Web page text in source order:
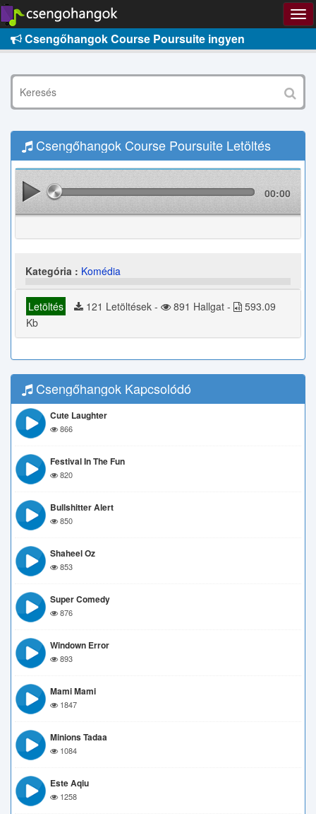
Csengőhangok Course Poursuite ingyen
Csengőhangok Course Poursuite Letöltés
00:00
Kategória : Komédia
Letöltés 121 Letöltések - 891 Hallgat -
593.09
Kb
Csengőhangok Kapcsolódó
Cute Laughter
866
Festival In The Fun
820
Bullshitter Alert
850
Shaheel Oz
853
Super Comedy
876
Windown Error
893
Mami Mami
1847
Minions Tadaa
1084
Este Aqiu
1258